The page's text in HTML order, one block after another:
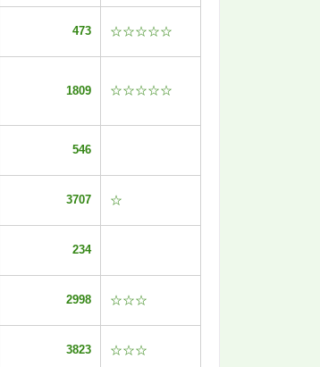
473 ☆☆☆☆☆
1809 ☆☆☆☆☆
546
3707 ☆
234
2998 ☆☆☆
3823 ☆☆☆